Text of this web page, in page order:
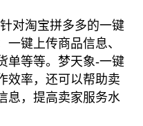
对淘宝拼多多的一键
键上传商品信息、
单等等。梦天象-一键
效率，还可以帮助卖
息，提高卖家服务水